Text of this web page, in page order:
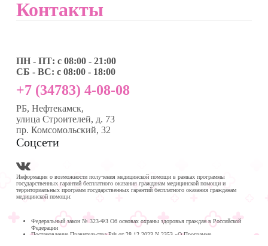
Контакты
ПН - ПТ: с 08:00 - 21:00
СБ - ВС: с 08:00 - 18:00
+7 (34783) 4-08-08
РБ, Нефтекамск,
улица Строителей, д. 73
пр. Комсомольский, 32
Соцсети
Информация о возможности получения медицинской помощи в рамках программы
государственных гарантий бесплатного оказания гражданам медицинской помощи и
территориальных программ государственных гарантий бесплатного оказания гражданам
медицинской помощи:
Федеральный закон № 323-ФЗ Об основах охраны здоровья граждан в Российской
Федерации
Постановление Правительства РФ от 28.12.2023 N 2353 «О Программе